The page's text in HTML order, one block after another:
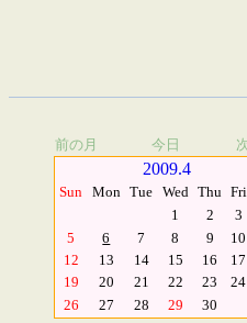
前の月 今日
2009.4
Sun Mon Tue Wed Thu Fri
1
2 3
5
6 7 8 9 10
12
13 14 15 16 17
19
20 21 22 23 24
26
27 28 29 30